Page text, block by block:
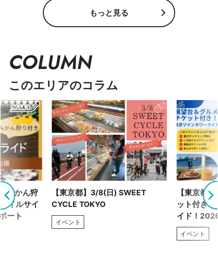
もっと見る
COLUMN
このエリアのコラム
みかん狩
イルサイ
ート
【東京都】3/8(日) SWEET
CYCLE TOKYO
イベント
【東京都
ット付き
イド！
イベント